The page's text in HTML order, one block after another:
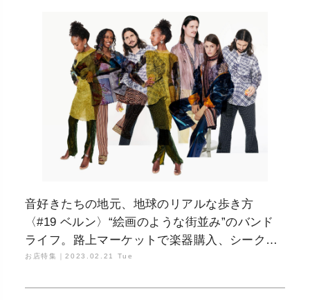
音好きたちの地元、地球のリアルな歩き方
〈#19 ベルン〉“絵画のような街並み”のバンド
ライフ。路上マーケットで楽器購入、シーク
レットパーティ、制作合間の川遊び
お店特集｜2023.02.21 Tue